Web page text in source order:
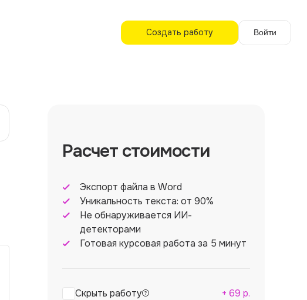
Создать работу Войти
Расчет стоимости
Экспорт файла в Word
Уникальность текста: от 90%
Не обнаруживается ИИ-
детекторами
Готовая курсовая работа за 5 минут
Скрыть работу + 69 р.